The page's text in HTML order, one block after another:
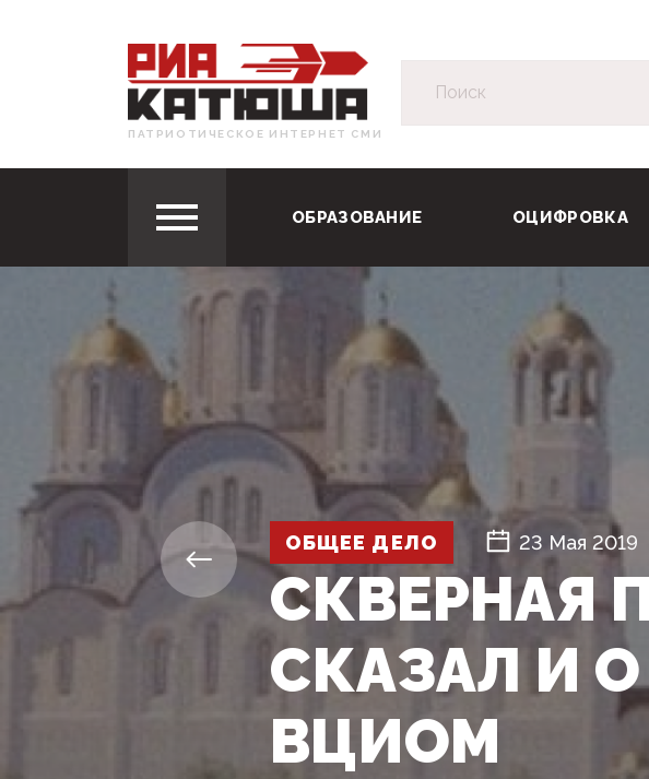
ПАТРИОТИЧЕСКОЕ ИНТЕРНЕТ СМИ
ОБРАЗОВАНИЕ ОЦИФРОВКА
ОБЩЕЕ ДЕЛО 23 Мая 2019
СКВЕРНАЯ
СКАЗАЛ И
ВЦИОМ